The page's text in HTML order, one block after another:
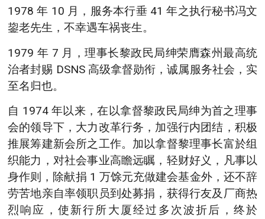
1978 年 10 月，服务本行垂 41 年之执行秘书冯文
鋆老先生，不幸遇车祸丧生。
1979 年 7 月，理事长黎政民局绅荣膺森州最高统
治者封赐 DSNS 高级拿督勋衔，诚属服务社会，实
至名归也。
自 1974 年以来，在以拿督黎政民局绅为首之理事
会的领导下，大力改革行务，加强行内团结，积极
推展筹建新会所之工作。加以拿督黎理事长富於组
织能力，对社会事业高瞻远瞩，轻财好义，凡事以
身作则，除献捐 1 万馀元充做建会基金外，还不辞
劳苦地亲自率领职员到处募捐，获得行友及厂商热
烈响应，使新行所大厦经过多次波折后，终於